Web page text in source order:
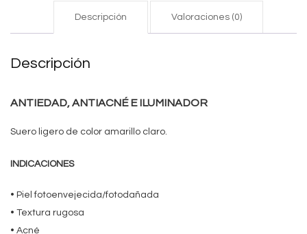
Descripción Valoraciones (0)
Descripción
ANTIEDAD, ANTIACNÉ E ILUMINADOR
Suero ligero de color amarillo claro.
INDICACIONES
• Piel fotoenvejecida/fotodañada
• Textura rugosa
• Acné